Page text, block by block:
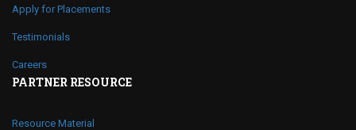
Apply for Placements
Testimonials
Careers
PARTNER RESOURCE
Resource Material